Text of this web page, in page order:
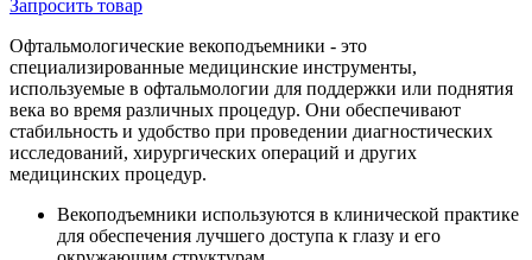
Запросить товар
Офтальмологические векоподъемники - это
специализированные медицинские инструменты,
используемые в офтальмологии для поддержки или поднятия
века во время различных процедур. Они обеспечивают
стабильность и удобство при проведении диагностических
исследований, хирургических операций и других
медицинских процедур.
Векоподъемники используются в клинической практике
для обеспечения лучшего доступа к глазу и его